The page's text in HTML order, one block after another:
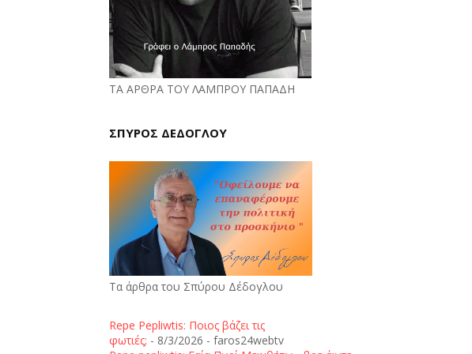
ΤΑ ΑΡΘΡΑ ΤΟΥ ΛΑΜΠΡΟΥ ΠΑΠΑΔΗ
ΣΠΥΡΟΣ ΔΕΔΟΓΛΟΥ
Τα άρθρα του Σπύρου Δέδογλου
Repe Pepliwtis: Ποιος βάζει τις
φωτιές; - 8/3/2026 - faros24webtv